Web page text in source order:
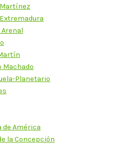
Machado
Planetario
de América
la Concepción